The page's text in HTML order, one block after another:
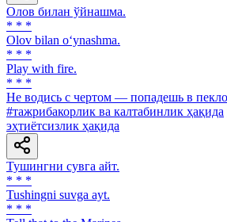
Олов билан ўйнашма.
* * *
Olov bilan o‘ynashma.
* * *
Play with fire.
* * *
He водись с чертом — попадешь в
#тажрибакорлик ва калтабинлик ҳақида
эҳтиётсизлик ҳақида
Тушингни сувга айт.
* * *
Tushingni suvga ayt.
* * *